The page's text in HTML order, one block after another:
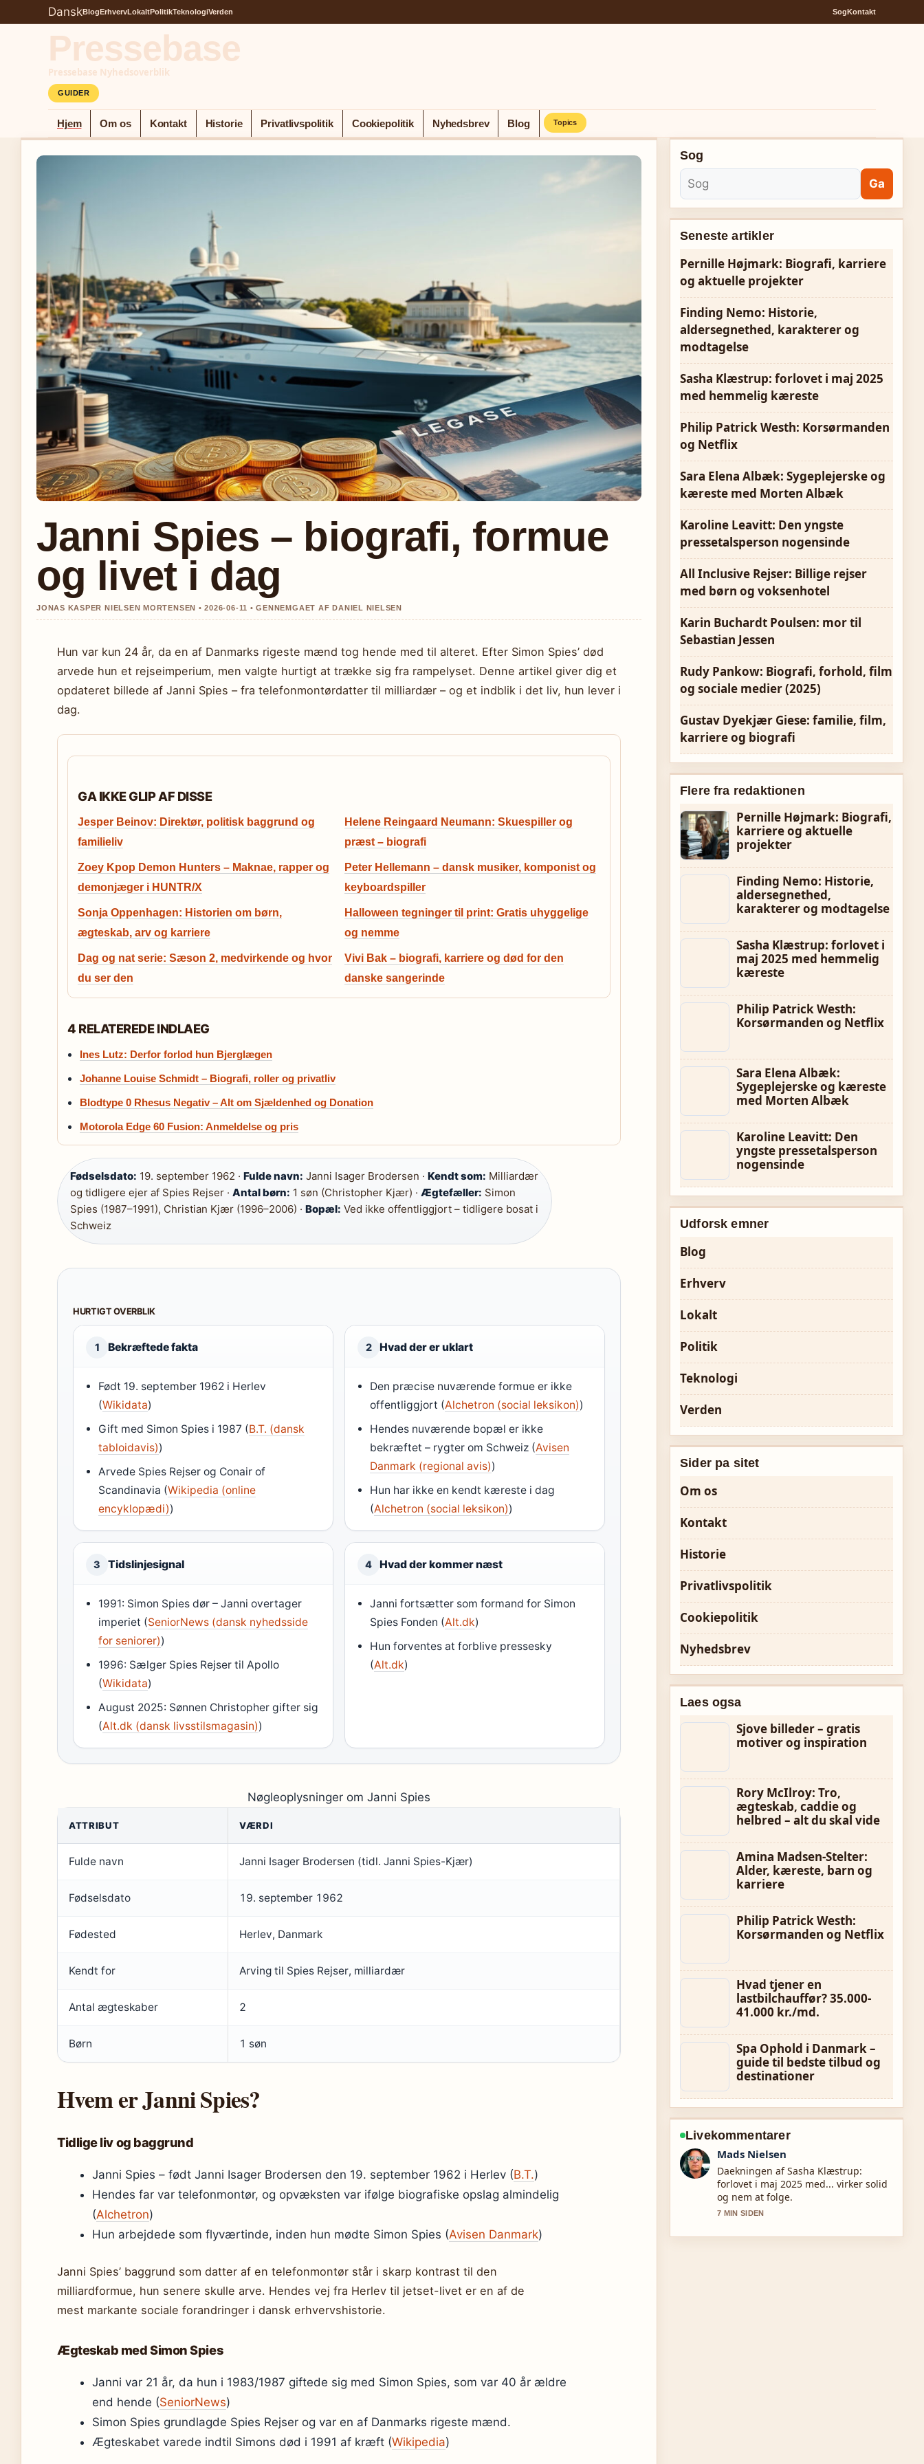
DanskBlogErhvervLokaltPolitikTeknologiVerden SogKontakt
Pressebase
Pressebase Nyhedsoverblik
GUIDER
Hjem Om os Kontakt Historie Privatlivspolitik Cookiepolitik Nyhedsbrev Blog Topics
Janni Spies – biografi, formue
og livet i dag
JONAS KASPER NIELSEN MORTENSEN • 2026-06-11 • GENNEMGAET AF DANIEL NIELSEN
Hun var kun 24 år, da en af Danmarks rigeste mænd tog hende med til alteret. Efter Simon Spies’ død
arvede hun et rejseimperium, men valgte hurtigt at trække sig fra rampelyset. Denne artikel giver dig et
opdateret billede af Janni Spies – fra telefonmontørdatter til milliardær – og et indblik i det liv, hun lever i
dag.
GA IKKE GLIP AF DISSE
Jesper Beinov: Direktør, politisk baggrund og
familieliv
Helene Reingaard Neumann: Skuespiller og
præst – biografi
Zoey Kpop Demon Hunters – Maknae, rapper og
demonjæger i HUNTR/X
Peter Hellemann – dansk musiker, komponist og
keyboardspiller
Sonja Oppenhagen: Historien om børn,
ægteskab, arv og karriere
Halloween tegninger til print: Gratis uhyggelige
og nemme
Dag og nat serie: Sæson 2, medvirkende og hvor
du ser den
Vivi Bak – biografi, karriere og død for den
danske sangerinde
4 RELATEREDE INDLAEG
Ines Lutz: Derfor forlod hun Bjerglægen
Johanne Louise Schmidt – Biografi, roller og privatliv
Blodtype 0 Rhesus Negativ – Alt om Sjældenhed og Donation
Motorola Edge 60 Fusion: Anmeldelse og pris
Fødselsdato: 19. september 1962 · Fulde navn: Janni Isager Brodersen · Kendt som: Milliardær
og tidligere ejer af Spies Rejser · Antal børn: 1 søn (Christopher Kjær) · Ægtefæller: Simon
Spies (1987–1991), Christian Kjær (1996–2006) · Bopæl: Ved ikke offentliggjort – tidligere bosat i
Schweiz
HURTIGT OVERBLIK
1 Bekræftede fakta
Født 19. september 1962 i Herlev
(Wikidata)
Gift med Simon Spies i 1987 (B.T. (dansk
tabloidavis))
Arvede Spies Rejser og Conair of
Scandinavia (Wikipedia (online
encyklopædi))
2 Hvad der er uklart
Den præcise nuværende formue er ikke
offentliggjort (Alchetron (social leksikon))
Hendes nuværende bopæl er ikke
bekræftet – rygter om Schweiz (Avisen
Danmark (regional avis))
Hun har ikke en kendt kæreste i dag
(Alchetron (social leksikon))
3 Tidslinjesignal
1991: Simon Spies dør – Janni overtager
imperiet (SeniorNews (dansk nyhedsside
for seniorer))
1996: Sælger Spies Rejser til Apollo
(Wikidata)
August 2025: Sønnen Christopher gifter sig
(Alt.dk (dansk livsstilsmagasin))
4 Hvad der kommer næst
Janni fortsætter som formand for Simon
Spies Fonden (Alt.dk)
Hun forventes at forblive pressesky
(Alt.dk)
Nøgleoplysninger om Janni Spies
ATTRIBUT VÆRDI
Fulde navn Janni Isager Brodersen (tidl. Janni Spies-Kjær)
Fødselsdato 19. september 1962
Fødested Herlev, Danmark
Kendt for Arving til Spies Rejser, milliardær
Antal ægteskaber 2
Børn 1 søn
Hvem er Janni Spies?
Tidlige liv og baggrund
Janni Spies – født Janni Isager Brodersen den 19. september 1962 i Herlev (B.T.)
Hendes far var telefonmontør, og opvæksten var ifølge biografiske opslag almindelig
(Alchetron)
Hun arbejdede som flyværtinde, inden hun mødte Simon Spies (Avisen Danmark)
Janni Spies’ baggrund som datter af en telefonmontør står i skarp kontrast til den
milliardformue, hun senere skulle arve. Hendes vej fra Herlev til jetset-livet er en af de
mest markante sociale forandringer i dansk erhvervshistorie.
Ægteskab med Simon Spies
Janni var 21 år, da hun i 1983/1987 giftede sig med Simon Spies, som var 40 år ældre
end hende (SeniorNews)
Simon Spies grundlagde Spies Rejser og var en af Danmarks rigeste mænd.
Ægteskabet varede indtil Simons død i 1991 af kræft (Wikipedia)
Sog
Ga
Seneste artikler
Pernille Højmark: Biografi, karriere
og aktuelle projekter
Finding Nemo: Historie,
aldersegnethed, karakterer og
modtagelse
Sasha Klæstrup: forlovet i maj 2025
med hemmelig kæreste
Philip Patrick Westh: Korsørmanden
og Netflix
Sara Elena Albæk: Sygeplejerske og
kæreste med Morten Albæk
Karoline Leavitt: Den yngste
pressetalsperson nogensinde
All Inclusive Rejser: Billige rejser
med børn og voksenhotel
Karin Buchardt Poulsen: mor til
Sebastian Jessen
Rudy Pankow: Biografi, forhold, film
og sociale medier (2025)
Gustav Dyekjær Giese: familie, film,
karriere og biografi
Flere fra redaktionen
Pernille Højmark: Biografi,
karriere og aktuelle
projekter
Finding Nemo: Historie,
aldersegnethed,
karakterer og modtagelse
Sasha Klæstrup: forlovet i
maj 2025 med hemmelig
kæreste
Philip Patrick Westh:
Korsørmanden og Netflix
Sara Elena Albæk:
Sygeplejerske og kæreste
med Morten Albæk
Karoline Leavitt: Den
yngste pressetalsperson
nogensinde
Udforsk emner
Blog
Erhverv
Lokalt
Politik
Teknologi
Verden
Sider pa sitet
Om os
Kontakt
Historie
Privatlivspolitik
Cookiepolitik
Nyhedsbrev
Laes ogsa
Sjove billeder – gratis
motiver og inspiration
Rory McIlroy: Tro,
ægteskab, caddie og
helbred – alt du skal vide
Amina Madsen-Stelter:
Alder, kæreste, barn og
karriere
Philip Patrick Westh:
Korsørmanden og Netflix
Hvad tjener en
lastbilchauffør? 35.000-
41.000 kr./md.
Spa Ophold i Danmark –
guide til bedste tilbud og
destinationer
Livekommentarer
Sofie Holm
Starkt verificeringsarbejde omkring
Pernille Højmark: Biografi, karriere og
aktuelle projekter. Flere medier burde
skrive pa denne made.